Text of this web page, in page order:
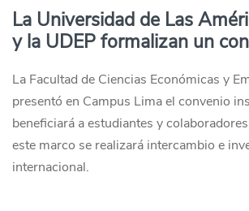
La Universidad de Las
y la UDEP formalizan un
La Facultad de Ciencias Económicas y
presentó en Campus Lima el convenio
beneficiará a estudiantes y
este marco se realizará intercambio e
internacional.